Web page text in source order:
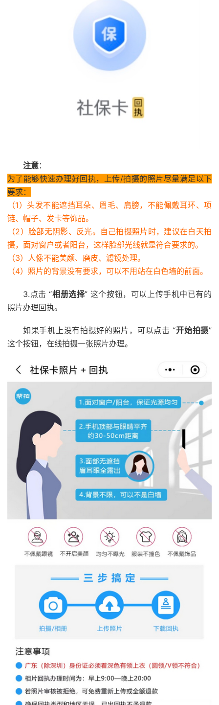
注意：
为了能够快速办理好回执，上传/拍摄的照片尽量满足以下
要求：
（1）头发不能遮挡耳朵、眉毛、肩膀，不能佩戴耳环、项
链、帽子、发卡等饰品。
（2）脸部无阴影、反光。自己拍摄照片时，建议在白天拍
摄，面对窗户或者阳台，这样脸部光线就是符合要求的。
（3）人像不能美颜、磨皮、滤镜处理。
（4）照片的背景没有要求，可以不用站在白色墙的前面。
3.点击 “相册选择” 这个按钮，可以上传手机中已有的
照片办理回执。
如果手机上没有拍摄好的照片，可以点击 “开始拍摄”
这个按钮，在线拍摄一张照片办理。